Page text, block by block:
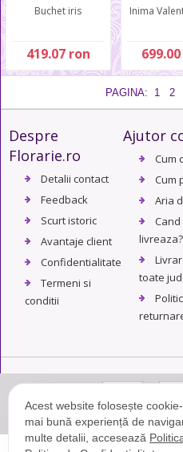
Buchet iris
419.07 ron
Inima
PAGINA: 1 2
Despre
Florarie.ro
Detalii contact
Feedback
Scurt istoric
Avantaje client
Confidentialitate
Termeni si
conditii
Ajutor
Cum
Cum
Aria
Cand
livreaza?
toate
© Copyright 2004 - 2026.
Acest website folosește
mai bună experiență de
multe detalii, accesează